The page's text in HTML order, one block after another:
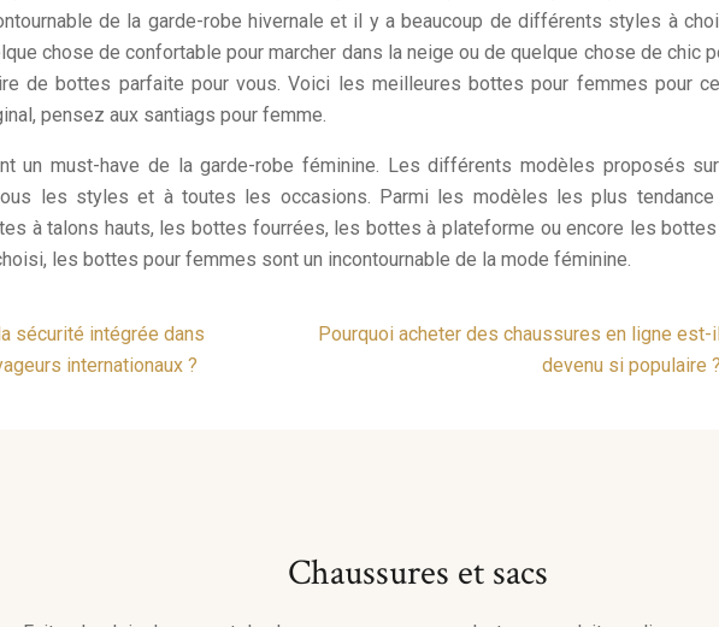
de la garde-robe hivernale et il y a beaucoup de différents styles à
chose de confortable pour marcher dans la neige ou de quelque chose de chic
de bottes parfaite pour vous. Voici les meilleures bottes pour femmes pour
pensez aux santiags pour femme.
un must-have de la garde-robe féminine. Les différents modèles proposés
les styles et à toutes les occasions. Parmi les modèles les plus tendance
à talons hauts, les bottes fourrées, les bottes à plateforme ou encore les bottes
les bottes pour femmes sont un incontournable de la mode féminine.
sécurité intégrée dans
internationaux ?
Pourquoi acheter des chaussures en ligne est-
devenu si populaire ?
Chaussures et sacs